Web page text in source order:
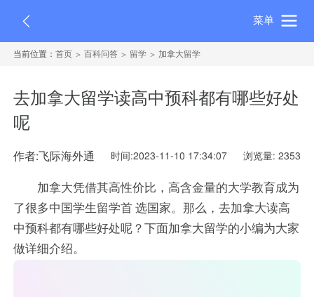
菜单
当前位置：首页 百科问答 留学 加拿大留学
去加拿大留学读高中预科都有哪些好处
呢
作者:飞际海外通 时间:2023-11-10 17:34:07 浏览量: 2353
加拿大凭借其高性价比，高含金量的大学教育成为
了很多中国学生留学首 选国家。那么，去加拿大读高
中预科都有哪些好处呢？下面加拿大留学的小编为大家
做详细介绍。